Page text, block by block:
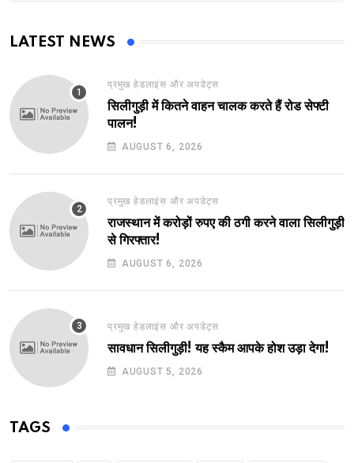
LATEST NEWS
प्रमुख हेडलाइंस और अपडेट्स
सिलीगुड़ी में कितने वाहन चालक करते हैं रोड सेफ्टी
पालन!
AUGUST 6, 2026
प्रमुख हेडलाइंस और अपडेट्स
राजस्थान में करोड़ों रुपए की ठगी करने वाला सिलीगुड़ी
से गिरफ्तार!
AUGUST 6, 2026
प्रमुख हेडलाइंस और अपडेट्स
सावधान सिलीगुड़ी! यह स्कैम आपके होश उड़ा देगा!
AUGUST 5, 2026
TAGS